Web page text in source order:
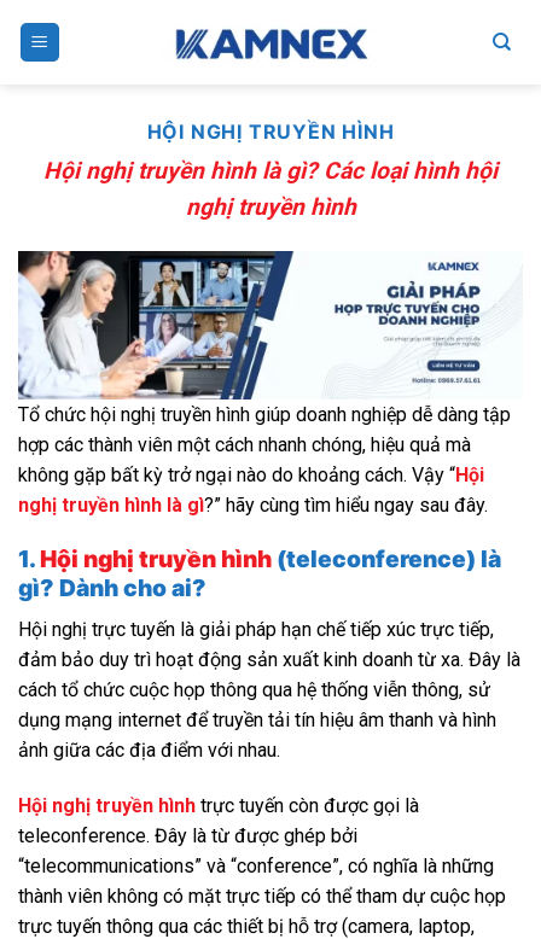
HỘI NGHỊ TRUYỀN HÌNH
Hội nghị truyền hình là gì? Các loại hình hội
nghị truyền hình
Tổ chức hội nghị truyền hình giúp doanh nghiệp dễ dàng tập
hợp các thành viên một cách nhanh chóng, hiệu quả mà
không gặp bất kỳ trở ngại nào do khoảng cách. Vậy “Hội
nghị truyền hình là gì?” hãy cùng tìm hiểu ngay sau đây.
1.Hội nghị truyền hình (teleconference) là
gì? Dành cho ai?
Hội nghị trực tuyến là giải pháp hạn chế tiếp xúc trực tiếp,
đảm bảo duy trì hoạt động sản xuất kinh doanh từ xa. Đây là
cách tổ chức cuộc họp thông qua hệ thống viễn thông, sử
dụng mạng internet để truyền tải tín hiệu âm thanh và hình
ảnh giữa các địa điểm với nhau.
Hội nghị truyền hình trực tuyến còn được gọi là
teleconference. Đây là từ được ghép bởi
“telecommunications” và “conference”, có nghĩa là những
thành viên không có mặt trực tiếp có thể tham dự cuộc họp
trực tuyến thông qua các thiết bị hỗ trợ (camera, laptop,